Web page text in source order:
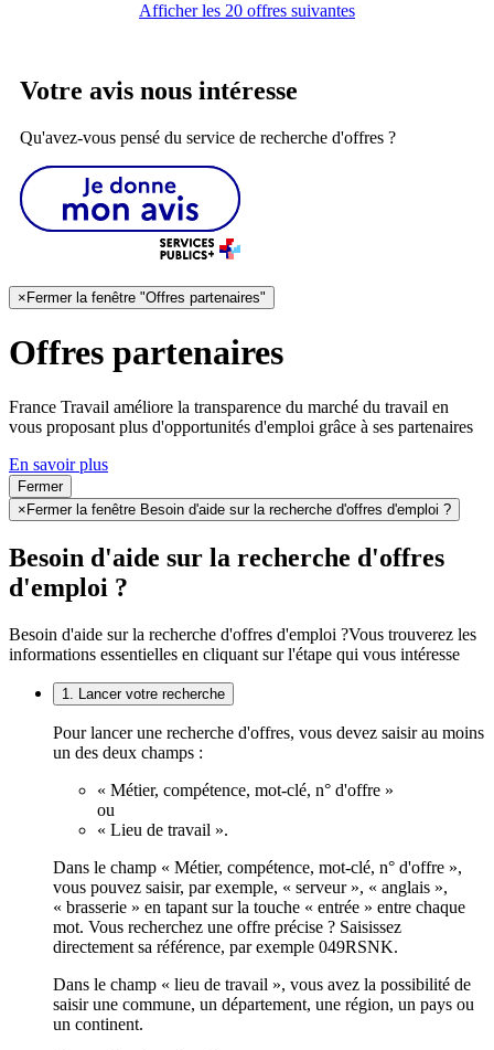
Afficher les 20 offres suivantes
Votre avis nous intéresse
Qu'avez-vous pensé du service de recherche d'offres ?
× Fermer la fenêtre "Offres partenaires"
Offres partenaires
France Travail améliore la transparence du marché du travail en
vous proposant plus d'opportunités d'emploi grâce à ses partenaires
En savoir plus
Fermer
× Fermer la fenêtre Besoin d'aide sur la recherche d'offres d'emploi ?
Besoin d'aide sur la recherche d'offres
d'emploi ?
Besoin d'aide sur la recherche d'offres d'emploi ?Vous trouverez les
informations essentielles en cliquant sur l'étape qui vous intéresse
1. Lancer votre recherche
Pour lancer une recherche d'offres, vous devez saisir au moins
un des deux champs :
« Métier, compétence, mot-clé, n° d'offre »
ou
« Lieu de travail ».
Dans le champ « Métier, compétence, mot-clé, n° d'offre »,
vous pouvez saisir, par exemple, « serveur », « anglais »,
« brasserie » en tapant sur la touche « entrée » entre chaque
mot. Vous recherchez une offre précise ? Saisissez
directement sa référence, par exemple 049RSNK.
Dans le champ « lieu de travail », vous avez la possibilité de
saisir une commune, un département, une région, un pays ou
un continent.